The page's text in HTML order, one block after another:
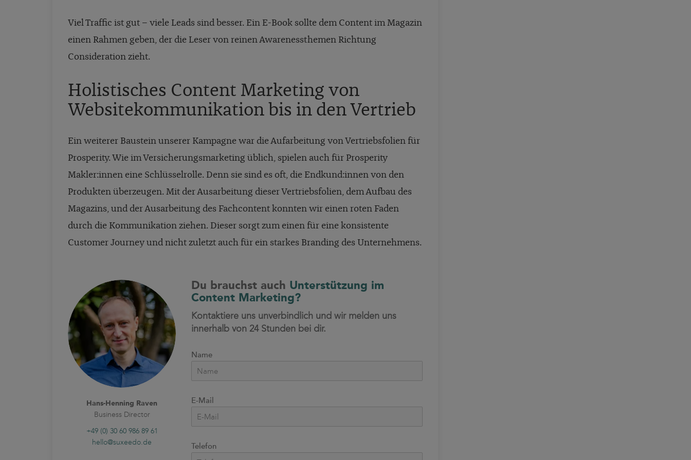
Viel Traffic ist gut – viele Leads sind besser. Ein E-Book sollte dem Content im Magazin
einen Rahmen geben, der die Leser von reinen Awarenessthemen Richtung
Consideration zieht.
Holistisches Content Marketing von
Websitekommunikation bis in den Vertrieb
Ein weiterer Baustein unserer Kampagne war die Aufarbeitung von Vertriebsfolien für
Prosperity. Wie im Versicherungsmarketing üblich, spielen auch für Prosperity
Makler:innen eine Schlüsselrolle. Denn sie sind es oft, die Endkund:innen von den
Produkten überzeugen. Mit der Ausarbeitung dieser Vertriebsfolien, dem Aufbau des
Magazins, und der Ausarbeitung des Fachcontent konnten wir einen roten Faden
durch die Kommunikation ziehen. Dieser sorgt zum einen für eine konsistente
Customer Journey und nicht zuletzt auch für ein starkes Branding des Unternehmens.
Hans-Henning Raven
Business Director
+49 (0) 30 60 986 89 61
hello@suxeedo.de
Du brauchst auch Unterstützung im
Content Marketing?
Kontaktiere uns unverbindlich und wir melden uns
innerhalb von 24 Stunden bei dir.
Name
E-Mail
Telefon